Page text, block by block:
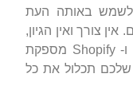
לשמש באותה העת
צורך ואין הגיון,
בד״כ, באחזקת מספר אתרים שונים, ו- Shopify מספקת
תכלול את כל